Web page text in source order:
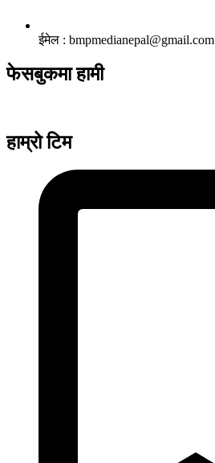
ईमेल : bmpmedianepal@gmail.com
फेसबुकमा हामी
हाम्रो टिम